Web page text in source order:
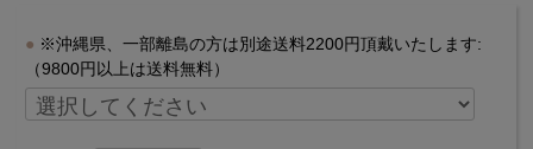
※沖縄県、一部離島の方は別途送料2200円頂戴いたします:
（9800円以上は送料無料）